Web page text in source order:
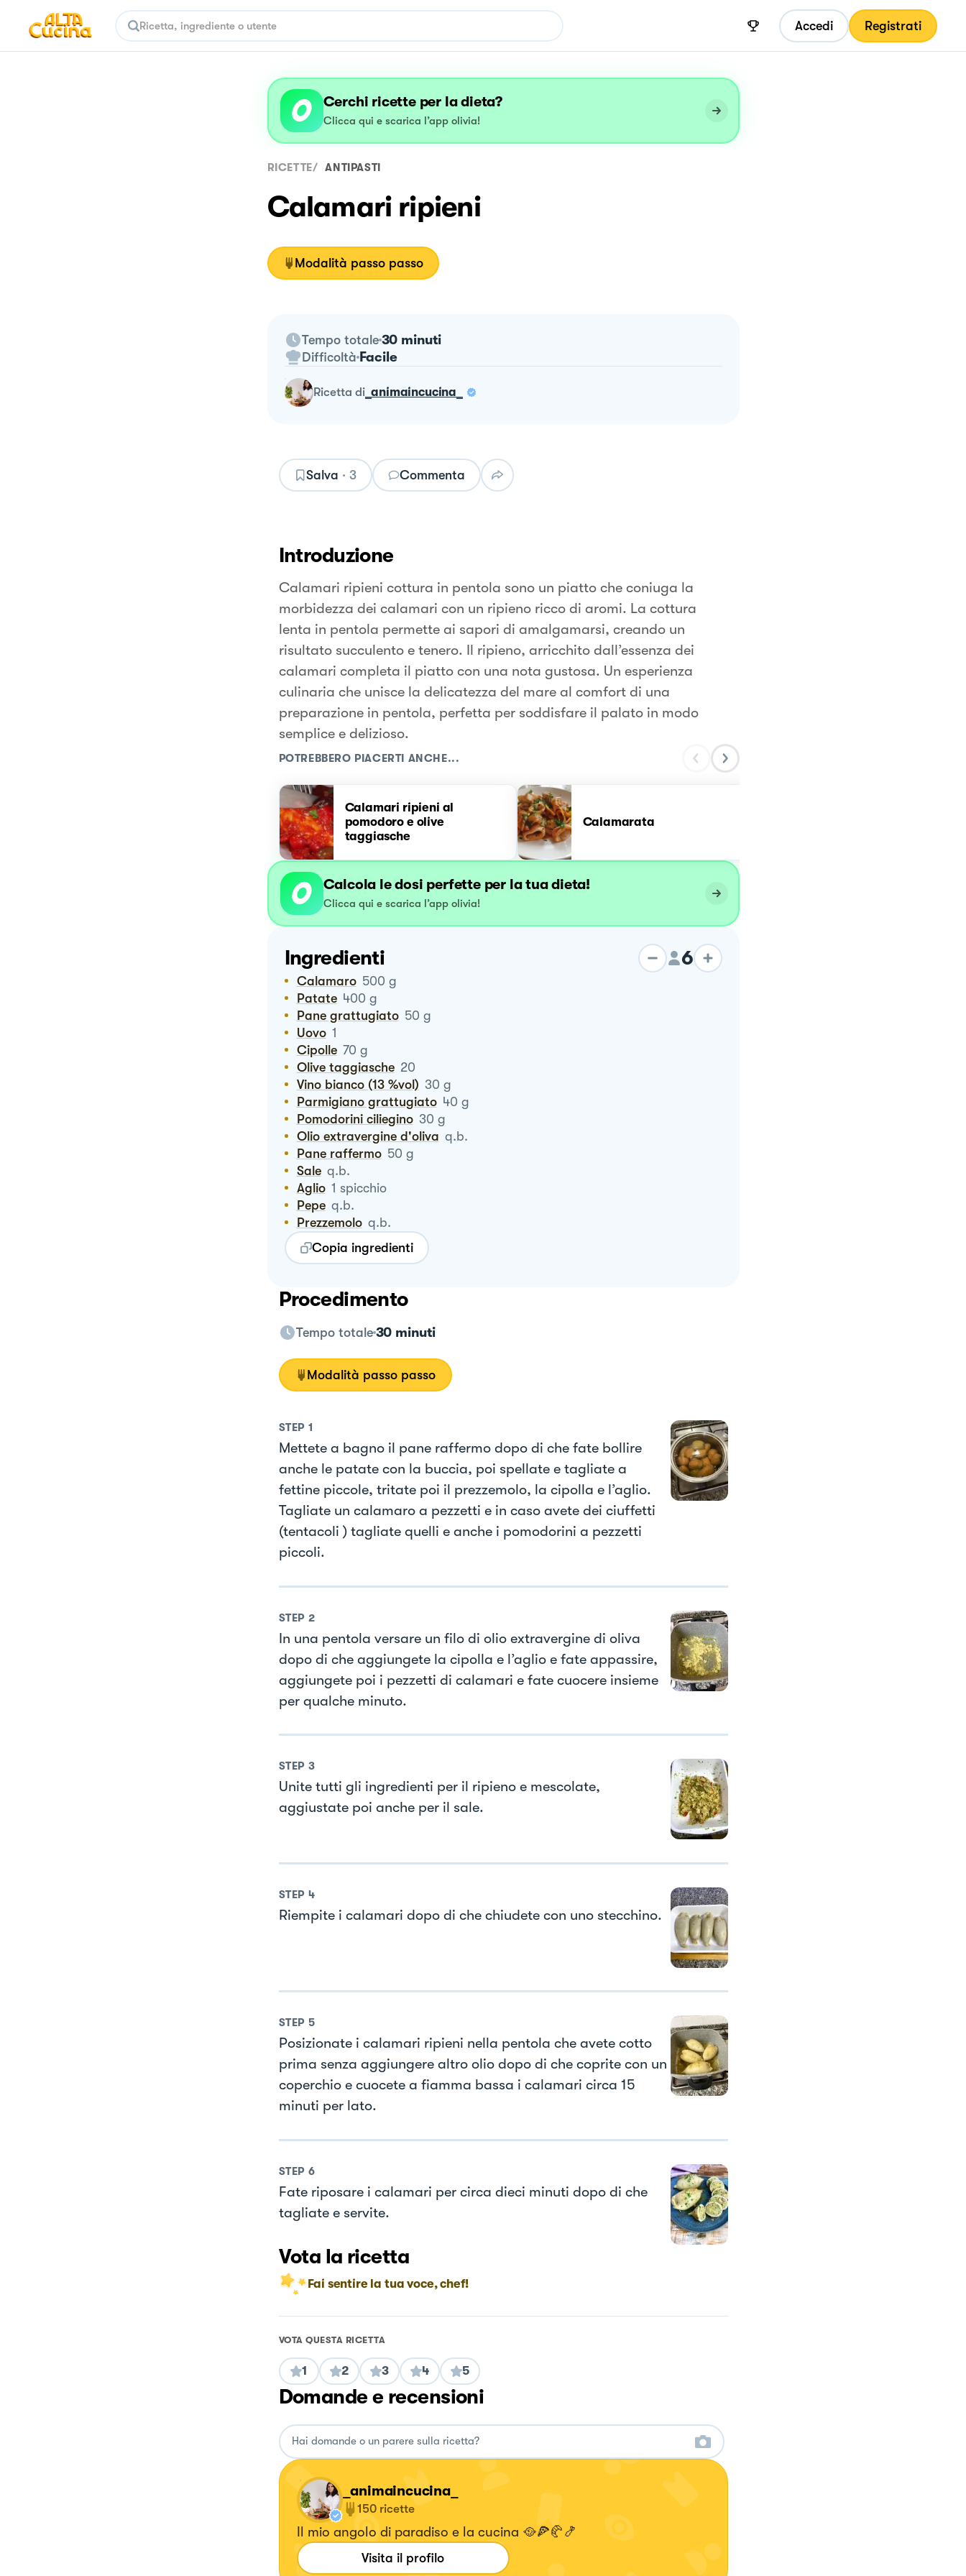
Accedi Registrati
Cerchi ricette per la dieta?
Clicca qui e scarica l’app olivia!
RICETTE/ ANTIPASTI
Calamari ripieni
Modalità passo passo
Tempo totale 30 minuti
Difficoltà Facile
ricetta di_animaincucina_
Salva · 3 Commenta
Introduzione
Calamari ripieni cottura in pentola sono un piatto che coniuga la
morbidezza dei calamari con un ripieno ricco di aromi. La cottura
lenta in pentola permette ai sapori di amalgamarsi, creando un
risultato succulento e tenero. Il ripieno, arricchito dall’essenza dei
calamari completa il piatto con una nota gustosa. Un esperienza
culinaria che unisce la delicatezza del mare al comfort di una
preparazione in pentola, perfetta per soddisfare il palato in modo
semplice e delizioso.
POTREBBERO PIACERTI ANCHE...
Calamari ripieni al
pomodoro e olive
taggiasche
Calamarata
Calcola le dosi perfette per la tua dieta!
Clicca qui e scarica l’app olivia!
Ingredienti 6
Calamaro 500 g
Patate 400 g
Pane grattugiato 50 g
Uovo 1
Cipolle 70 g
Olive taggiasche 20
Vino bianco (13 %vol) 30 g
Parmigiano grattugiato 40 g
Pomodorini ciliegino 30 g
Olio extravergine d'oliva q.b.
Pane raffermo 50 g
Sale q.b.
Aglio 1 spicchio
Pepe q.b.
Prezzemolo q.b.
Copia ingredienti
Procedimento
Tempo totale 30 minuti
Modalità passo passo
STEP 1
Mettete a bagno il pane raffermo dopo di che fate bollire
anche le patate con la buccia, poi spellate e tagliate a
fettine piccole, tritate poi il prezzemolo, la cipolla e l’aglio.
Tagliate un calamaro a pezzetti e in caso avete dei ciuffetti
(tentacoli ) tagliate quelli e anche i pomodorini a pezzetti
piccoli.
STEP 2
In una pentola versare un filo di olio extravergine di oliva
dopo di che aggiungete la cipolla e l’aglio e fate appassire,
aggiungete poi i pezzetti di calamari e fate cuocere insieme
per qualche minuto.
STEP 3
Unite tutti gli ingredienti per il ripieno e mescolate,
aggiustate poi anche per il sale.
STEP 4
Riempite i calamari dopo di che chiudete con uno stecchino.
STEP 5
Posizionate i calamari ripieni nella pentola che avete cotto
prima senza aggiungere altro olio dopo di che coprite con un
coperchio e cuocete a fiamma bassa i calamari circa 15
minuti per lato.
STEP 6
Fate riposare i calamari per circa dieci minuti dopo di che
tagliate e servite.
Vota la ricetta
Fai sentire la tua voce, chef!
VOTA QUESTA RICETTA
1 2 3 4 5
Domande e recensioni
_animaincucina_
150 ricette
Il mio angolo di paradiso e la cucina 🥘🍕🥐🍤
Visita il profilo